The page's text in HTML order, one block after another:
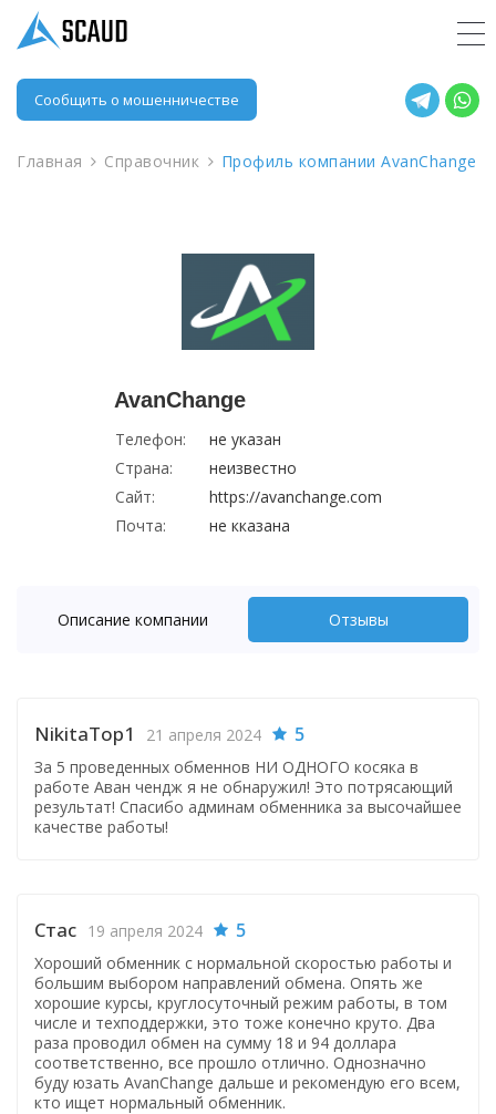
Сообщить о мошенничестве
Главная Справочник Профиль компании AvanChange
AvanChange
Телефон:
не указан
Страна:
неизвестно
Сайт:
https://avanchange.com
Почта:
не кказана
Описание компании Отзывы
NikitaTop1 21 апреля 2024 5
За 5 проведенных обменнов НИ ОДНОГО косяка в
работе Аван чендж я не обнаружил! Это потрясающий
результат! Спасибо админам обменника за высочайшее
качестве работы!
Стас 19 апреля 2024 5
Хороший обменник с нормальной скоростью работы и
большим выбором направлений обмена. Опять же
хорошие курсы, круглосуточный режим работы, в том
числе и техподдержки, это тоже конечно круто. Два
раза проводил обмен на сумму 18 и 94 доллара
соответственно, все прошло отлично. Однозначно
буду юзать AvanChange дальше и рекомендую его всем,
кто ищет нормальный обменник.